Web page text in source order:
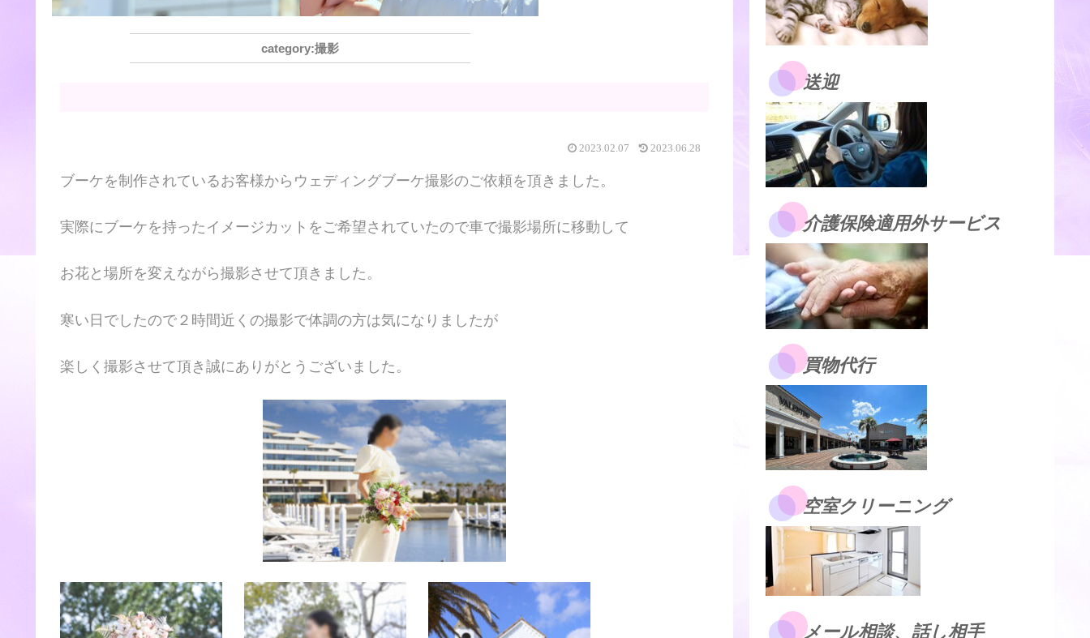
撮影
2023.02.07 2023.06.28
ブーケを制作されているお客様からウェディングブーケ撮影のご依頼を頂きました。
実際にブーケを持ったイメージカットをご希望されていたので車で撮影場所に移動して
お花と場所を変えながら撮影させて頂きました。
寒い日でしたので２時間近くの撮影で体調の方は気になりましたが
楽しく撮影させて頂き誠にありがとうございました。
送迎
介護保険適用外サービス
買物代行
空室クリーニング
メール相談、話し相手